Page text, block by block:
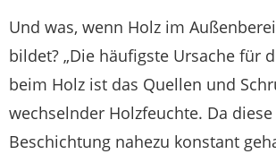
Und was, wenn Holz im
bildet? „Die häufigste Ursache für
beim Holz ist das Quellen und
wechselnder Holzfeuchte. Da
Beschichtung nahezu konstant